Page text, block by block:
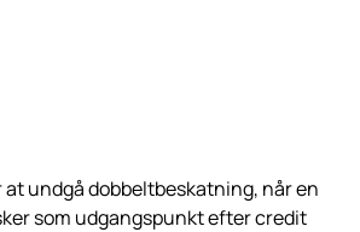
undgå dobbeltbeskatning, når en
som udgangspunkt efter credit